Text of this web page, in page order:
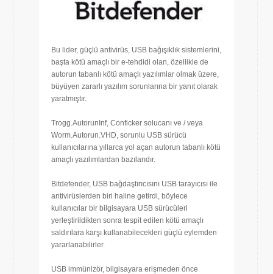
Bu lider, güçlü antivirüs, USB bağışıklık sistemlerini,
başta kötü amaçlı bir e-tehdidi olan, özellikle de
autorun tabanlı kötü amaçlı yazılımlar olmak üzere,
büyüyen zararlı yazılım sorunlarına bir yanıt olarak
yaratmıştır.
Trogg.AutorunInf, Conficker solucanı ve / veya
Worm.Autorun.VHD, sorunlu USB sürücü
kullanıcılarına yıllarca yol açan autorun tabanlı kötü
amaçlı yazılımlardan bazılarıdır.
Bitdefender, USB bağdaştırıcısını USB tarayıcısı ile
antivirüslerden biri haline getirdi, böylece
kullanıcılar bir bilgisayara USB sürücüleri
yerleştirildikten sonra tespit edilen kötü amaçlı
saldırılara karşı kullanabilecekleri güçlü eylemden
yararlanabilirler.
USB immünizör, bilgisayara erişmeden önce